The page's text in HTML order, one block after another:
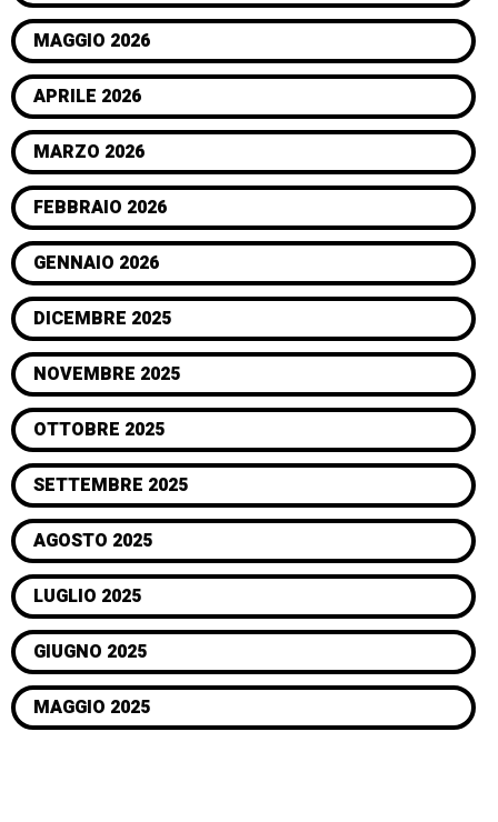
MAGGIO 2026
APRILE 2026
MARZO 2026
FEBBRAIO 2026
GENNAIO 2026
DICEMBRE 2025
NOVEMBRE 2025
OTTOBRE 2025
SETTEMBRE 2025
AGOSTO 2025
LUGLIO 2025
GIUGNO 2025
MAGGIO 2025